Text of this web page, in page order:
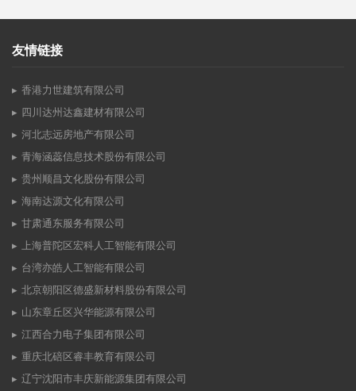
友情链接
香港力世建筑有限公司
四川达州达鑫建材有限公司
河北志远房地产有限公司
青海涵蕊信息技术股份有限公司
贵州顺昌文化股份有限公司
海南达源文化有限公司
甘肃通东服务有限公司
上海普陀区宏科人工智能有限公司
台湾亦皓人工智能有限公司
北京朝阳区德盛新材料股份有限公司
山东章丘区兴华能源有限公司
江西合力电子集团有限公司
重庆北碚区睿丰教育有限公司
辽宁沈阳市丰庆新能源集团有限公司